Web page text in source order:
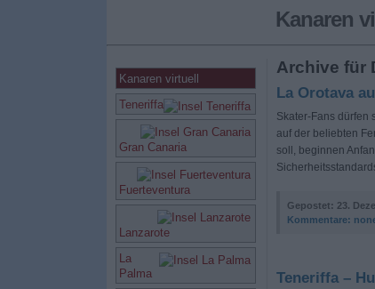
Kanaren
Kanaren virtuell
Teneriffa
Gran Canaria
Fuerteventura
Lanzarote
La
Palma
Archive für
La Orotava
Skater-Fans dürfen
auf der beliebten
soll, beginnen
Gepostet: 23.
Kommentare:
Teneriffa –